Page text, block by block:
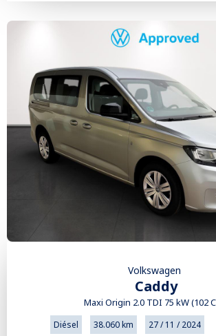
Volkswagen
Caddy
Maxi Origin 2.0 TDI 75 kW (102
Diésel 38.060 km 27 / 11 / 2024